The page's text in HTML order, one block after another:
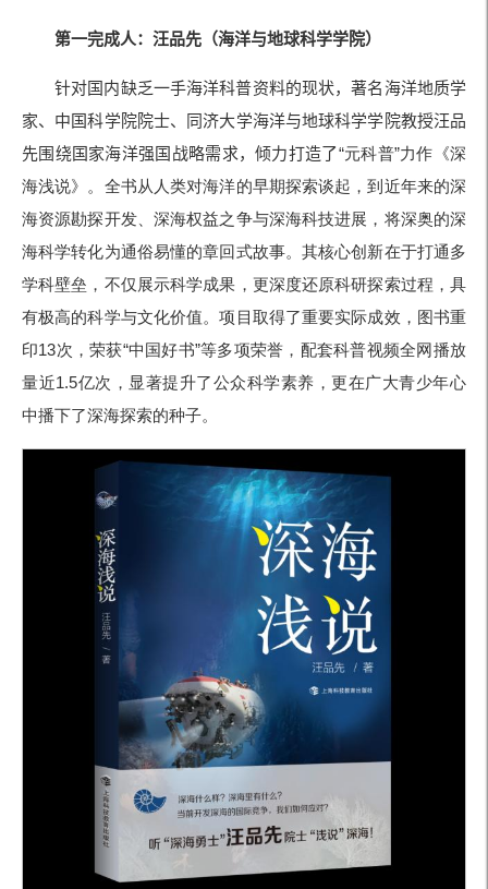
第一完成人：汪品先（海洋与地球科学学院）
针对国内缺乏一手海洋科普资料的现状，著名海洋地质学
家、中国科学院院士、同济大学海洋与地球科学学院教授汪品
先围绕国家海洋强国战略需求，倾力打造了“元科普”力作《深
海浅说》。全书从人类对海洋的早期探索谈起，到近年来的深
海资源勘探开发、深海权益之争与深海科技进展，将深奥的深
海科学转化为通俗易懂的章回式故事。其核心创新在于打通多
学科壁垒，不仅展示科学成果，更深度还原科研探索过程，具
有极高的科学与文化价值。项目取得了重要实际成效，图书重
印13次，荣获“中国好书”等多项荣誉，配套科普视频全网播放
量近1.5亿次，显著提升了公众科学素养，更在广大青少年心
中播下了深海探索的种子。